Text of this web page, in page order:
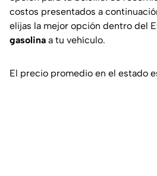
costos presentados a
elijas la mejor opción dentro del
gasolina a tu vehículo.
El precio promedio en el estado